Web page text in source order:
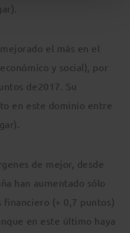
el más en el
y social), por
de2017. Su
en este dominio entre
de mejor, desde
han aumentado sólo
(+ 0,7 puntos)
en este último haya